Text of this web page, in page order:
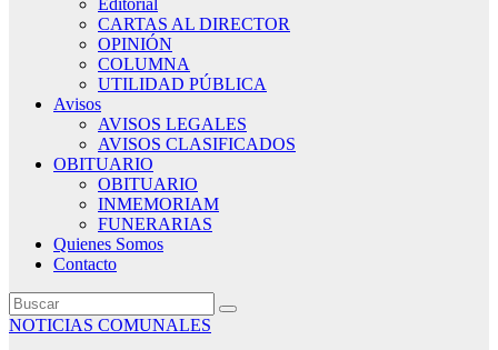
Editorial
CARTAS AL DIRECTOR
OPINIÓN
COLUMNA
UTILIDAD PÚBLICA
Avisos
AVISOS LEGALES
AVISOS CLASIFICADOS
OBITUARIO
OBITUARIO
INMEMORIAM
FUNERARIAS
Quienes Somos
Contacto
NOTICIAS COMUNALES